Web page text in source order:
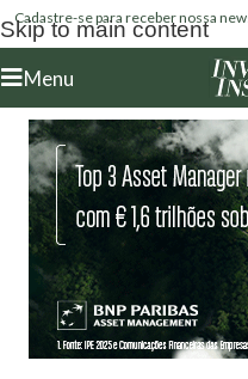
Skip to main content
Cadastre-se para receber nossa
Menu